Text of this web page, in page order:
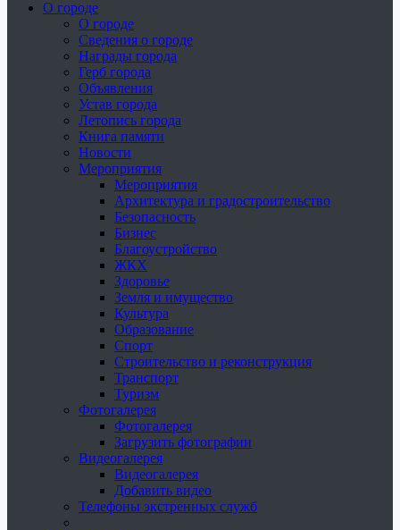
О городе
О городе
Сведения о городе
Награды города
Герб города
Объявления
Устав города
Летопись города
Книга памяти
Новости
Мероприятия
Мероприятия
Архитектура и градостроительство
Безопасность
Бизнес
Благоустройство
ЖКХ
Здоровье
Земля и имущество
Культура
Образование
Спорт
Строительство и реконструкция
Транспорт
Туризм
Фотогалерея
Фотогалерея
Загрузить фотографии
Видеогалерея
Видеогалерея
Добавить видео
Телефоны экстренных служб